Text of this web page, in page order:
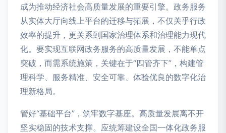
成为推动经济社会高质量发展的重要引擎。政务服务
从实体大厅向线上平台的迁移与拓展，不仅关乎行政
效率的提升，更关系到国家治理体系和治理能力现代
化。要实现互联网政务服务的高质量发展，不能单点
突破，而需系统施策，关键在于“四管齐下”，构建管
理科学、服务精准、安全可靠、体验优良的数字化治
理新格局。
管好“基础平台”，筑牢数字基座。高质量发展离不开
坚实稳固的技术支撑。应统筹建设全国一体化政务服